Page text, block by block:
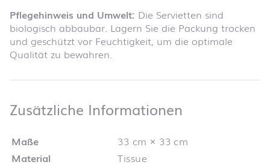
Pflegehinweis und Umwelt: Die Servietten sind
biologisch abbaubar. Lagern Sie die Packung trocken
und geschützt vor Feuchtigkeit, um die optimale
Qualität zu bewahren.
Zusätzliche Informationen
Maße
33 cm × 33 cm
Material
Tissue